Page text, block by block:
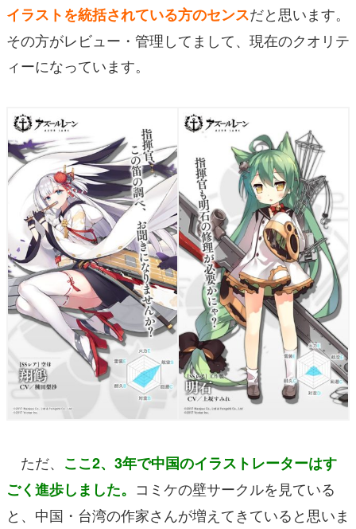
イラストを統括されている方のセンスだと思います。
その方がレビュー・管理してまして、現在のクオリテ
ィーになっています。
ただ、 ここ2、3年で中国のイラストレーターはす
ごく進歩しました。 コミケの壁サークルを見ている
と、中国・台湾の作家さんが増えてきていると思いま